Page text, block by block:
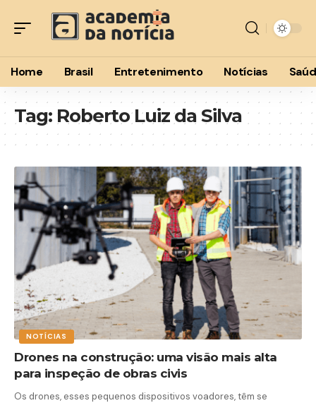
Home Brasil Entretenimento Notícias
Tag: Roberto Luiz da Silva
NOTÍCIAS
Drones na construção: uma visão mais alta
para inspeção de obras civis
Os drones, esses pequenos dispositivos voadores, têm se